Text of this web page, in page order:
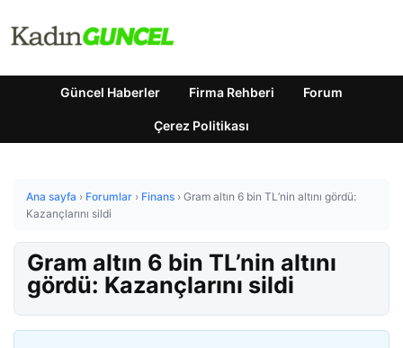
Güncel Haberler Firma Rehberi Forum
Çerez Politikası
Ana sayfa › Forumlar › Finans › Gram altın 6 bin TL’nin altını gördü:
Kazançlarını sildi
Gram altın 6 bin TL’nin altını
gördü: Kazançlarını sildi